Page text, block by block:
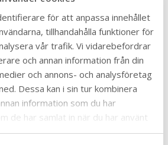
för att anpassa innehållet
tillhandahålla funktioner för
vår trafik. Vi vidarebefordrar
och annan information från din
och annons- och analysföretag
Dessa kan i sin tur kombinera
information som du har
de har samlat in när du har använt
(M), Kommunalråd
03-03 Publicerad:2025-03-03
ter
ut